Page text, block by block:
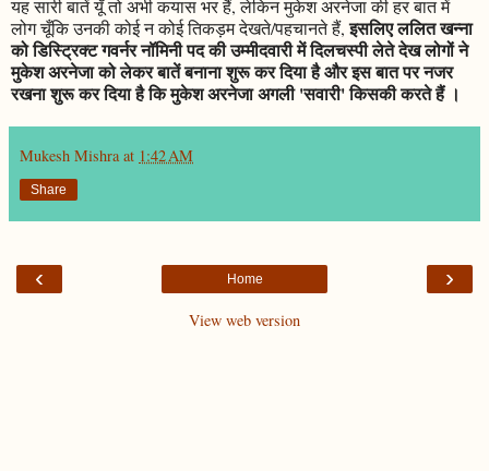
यह सारी बातें यूँ तो अभी कयास भर हैं, लेकिन मुकेश अरनेजा की हर बात में
लोग चूँकि उनकी कोई न कोई तिकड़म देखते/पहचानते हैं,इसलिए ललित खन्ना
को डिस्ट्रिक्ट गवर्नर नॉमिनी पद की उम्मीदवारी में दिलचस्पी लेते देख लोगों ने
मुकेश अरनेजा को लेकर बातें बनाना शुरू कर दिया है और इस बात पर नजर
रखना शुरू कर दिया है कि मुकेश अरनेजा अगली 'सवारी' किसकी करते हैं ।
Mukesh Mishra at 1:42 AM
Share
‹ ›
Home
View web version